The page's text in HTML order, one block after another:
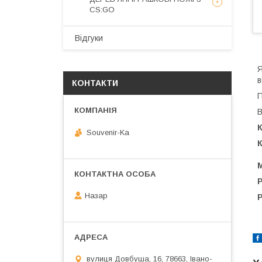
CS:GO
Відгуки
КОНТАКТИ
Souvenir-Ka
Назар
вулиця Довбуша, 16, 78663, Івано-